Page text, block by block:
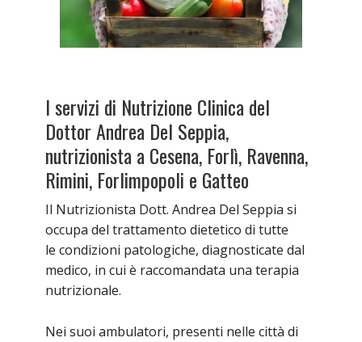
I servizi di Nutrizione Clinica del
Dottor Andrea Del Seppia,
nutrizionista a Cesena, Forlì, Ravenna,
Rimini, Forlimpopoli e Gatteo
Il Nutrizionista Dott. Andrea Del Seppia si
occupa del trattamento dietetico di tutte
le condizioni patologiche, diagnosticate dal
medico, in cui è raccomandata una terapia
nutrizionale.
Nei suoi ambulatori, presenti nelle città di